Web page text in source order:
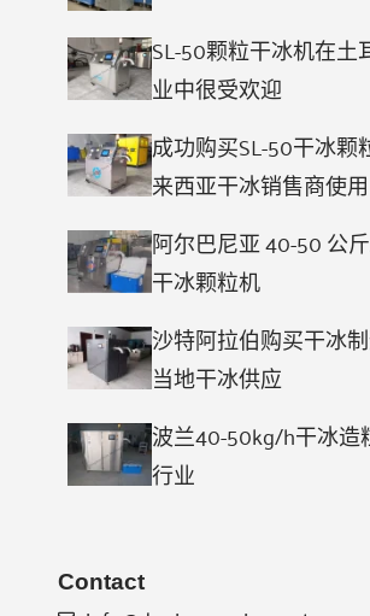
SL-50颗粒干冰机在土
业中很受欢迎
成功购买SL-50干冰颗
来西亚干冰销售商使用
阿尔巴尼亚 40-50 公
干冰颗粒机
沙特阿拉伯购买干冰
当地干冰供应
波兰40-50kg/h干冰造
行业
Contact